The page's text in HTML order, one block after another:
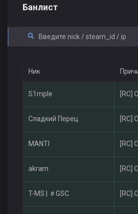
Банлист
Ник
S1mple [RC]
Сладкий Перец [RC]
MANTI [RC]
akram [RC]
T-MS | ＃GSC [RC]